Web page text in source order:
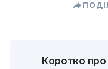
Коротко про